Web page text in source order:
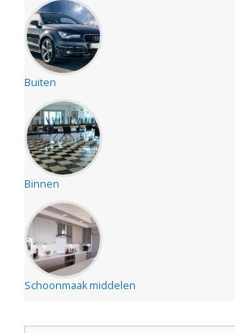
Buiten
Binnen
Schoonmaak middelen